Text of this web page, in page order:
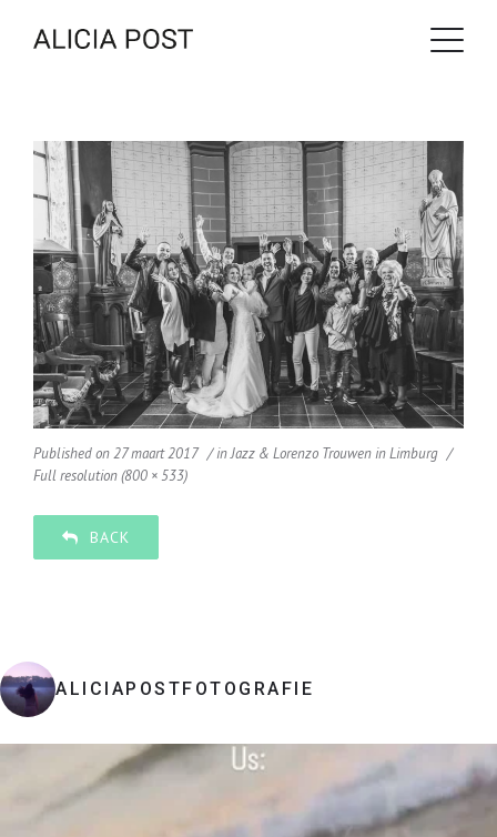
Published on27 maart 2017 inJazz & Lorenzo Trouwen in Limburg
Full resolution (800 × 533)
BACK
ALICIAPOSTFOTOGRAFIE